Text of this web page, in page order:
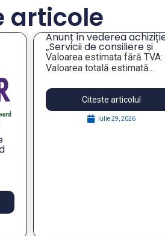
articole
Anunț în vederea
„Servicii de consiliere și
orientare profesională a
angajaților din companiile
publice municipale”
Valoarea estimata fără TVA:
Valoarea totală estimată...
Citeste articolul
iulie 29, 2026